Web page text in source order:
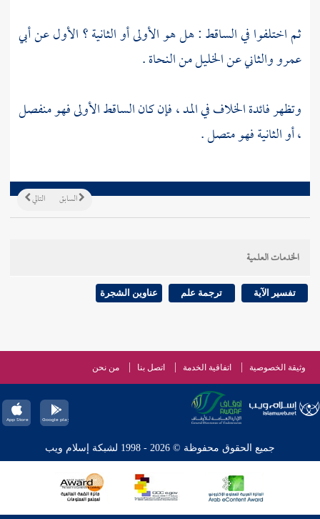
ثم اختلفوا في الساقط : هل هو الأولى أو الثانية ؟ الأول عنأبي
عمرووالثاني عنالخليلمن النحاة .
وتظهر فائدة الخلاف في المد ، فإن كان الساقط الأولى فهو منفصل
، أو الثانية فهو متصل .
التالي السابق
الخدمات العلمية
تفسير الآية ترجمة علم عناوين الشجرة
وثيقة الخصوصية اتفاقية الخدمة اتصل بنا من نحن
جميع الحقوق محفوظة © 2026 - 1998 لشبكة إسلام ويب